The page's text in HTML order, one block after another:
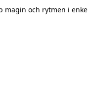
och rytmen i